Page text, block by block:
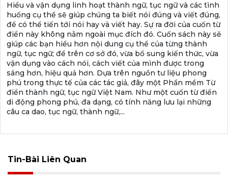
Hiểu và vận dụng linh hoạt thành ngữ, tục ngữ và các tình
huống cụ thể sẽ giúp chúng ta biết nói đúng và viết đúng,
để có thể tiến tới nói hay và viết hay. Sự ra đời của cuốn từ
điển này không nằm ngoài mục đích đó. Cuốn sách này sẽ
giúp các bạn hiểu hơn nội dung cụ thể của từng thành
ngữ, tục ngữ; để trên cơ sở đó, vừa bổ sung kiến thức, vừa
vận dụng vào cách nói, cách viết của mình được trong
sáng hơn, hiệu quả hơn. Dựa trên nguồn tư liệu phong
phú trong thực tế của các tác giả, đây một Phần mềm Từ
điển thành ngữ, tục ngữ Việt Nam. Như một cuốn từ điển
di động phong phú, đa dạng, có tính năng lưu lại những
câu ca dao, tục ngữ, thành ngữ,...
Tin-Bài Liên Quan